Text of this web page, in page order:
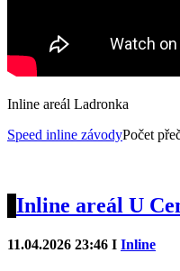
Inline areál Ladronka
Speed inline závodyPočet
Inline areál U
11.04.2026 23:46 I Inline